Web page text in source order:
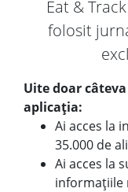
Eat &
folosit
Uite doar
aplicația:
Ai acces la
35.000 de
Ai acces la
informațiile